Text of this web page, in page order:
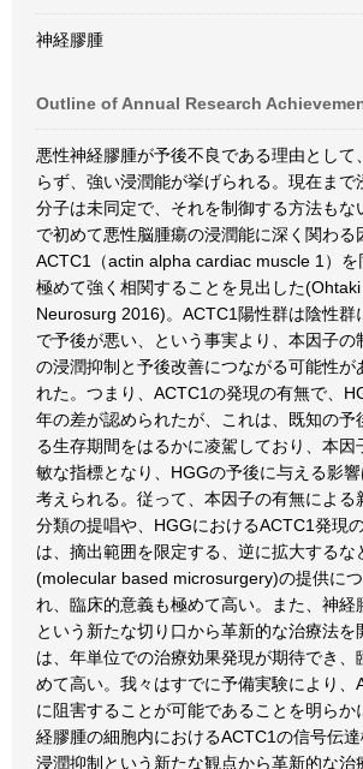
神経膠腫
Outline of Annual Research
悪性神経膠腫が予後不良である理由として
らず、強い浸潤能が挙げられる。現在まで
分子は未同定で、それを制御する方法もな
で初めて悪性脳腫瘍の浸潤能に深く関わる
ACTC1（actin alpha cardiac muscle 1）を
極めて強く相関することを見出した
Neurosurg 2016)。ACTC1陽性群は陰性群
で予後が悪い、という事実より、本因子の
の浸潤抑制と予後改善につながる可能性が
れた。つまり、ACTC1の発現の有無で、
年の差が認められたが、これは、既知の予
る生存期間をはるかに凌駕しており、本因
敏な指標となり、HGGの予後に与える影
考えられる。従って、本因子の有無による
分類の提唱や、HGGにおけるACTC1発現
は、摘出範囲を限定する、逆に拡大するな
(molecular based microsurgery)の提供に
れ、臨床的意義も極めて高い。また、神経
という新たな切り口から革新的な治療法を
は、年単位での治療効果発現が期待でき、
めて高い。我々はすでに予備実験により、
に阻害することが可能であることを明らか
経膠腫の細胞内におけるACTC1の信号伝達
浸潤抑制という新たな観点から革新的な治